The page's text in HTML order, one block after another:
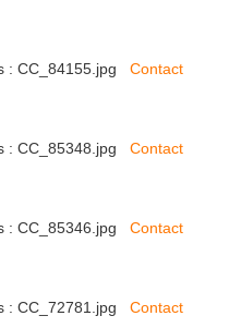
: CC_84155.jpg Contact
: CC_85348.jpg Contact
: CC_85346.jpg Contact
: CC_72781.jpg Contact